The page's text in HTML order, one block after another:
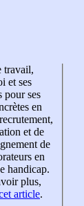
travail,
et ses
pour ses
en
et de
de
en
handicap.
plus,
article.